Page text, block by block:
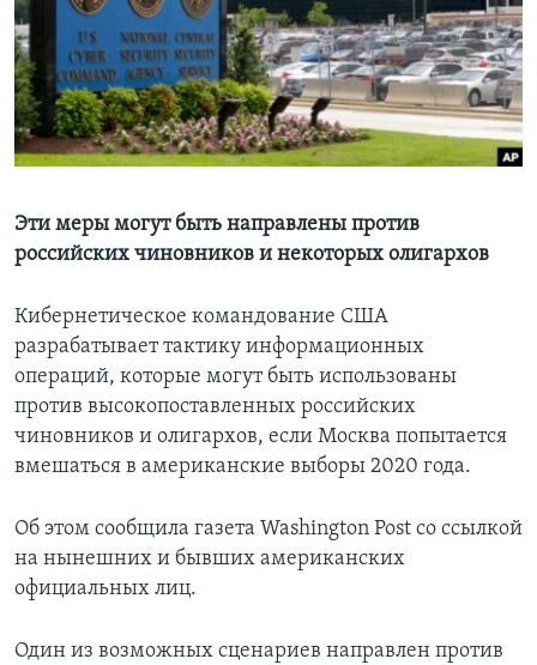
Learning English
СОЦИАЛЬНЫЕ СЕТИ
Языки
Эти меры могут быть направлены против
российских чиновников и некоторых олигархов
Кибернетическое командование США
разрабатывает тактику информационных
операций, которые могут быть использованы
против высокопоставленных российских
чиновников и олигархов, если Москва попытается
вмешаться в американские выборы 2020 года.
Об этом сообщила газета Washington Post со ссылкой
на нынешних и бывших американских
официальных лиц.
Один из возможных сценариев направлен против